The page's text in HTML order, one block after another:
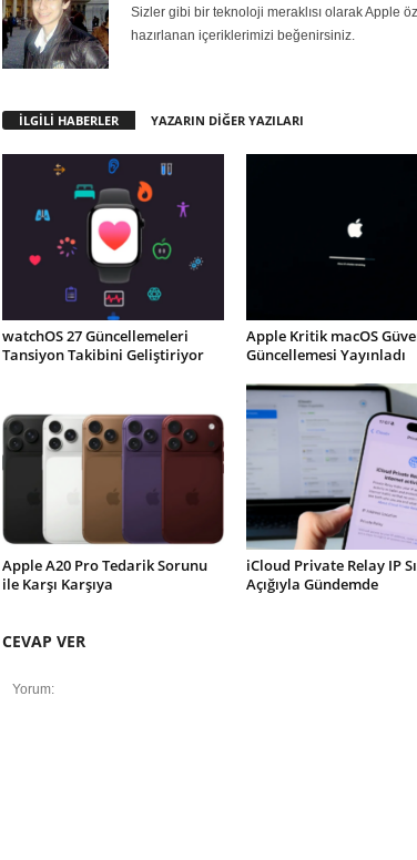
Sizler gibi bir teknoloji meraklısı olarak Apple
hazırlanan içeriklerimizi beğenirsiniz.
İLGİLİ HABERLER YAZARIN DİĞER YAZILARI
watchOS 27 Güncellemeleri
Tansiyon Takibini Geliştiriyor
Apple Kritik macOS
Güncellemesi Yayınladı
Apple A20 Pro Tedarik Sorunu
ile Karşı Karşıya
iCloud Private Relay IP
Açığıyla Gündemde
CEVAP VER